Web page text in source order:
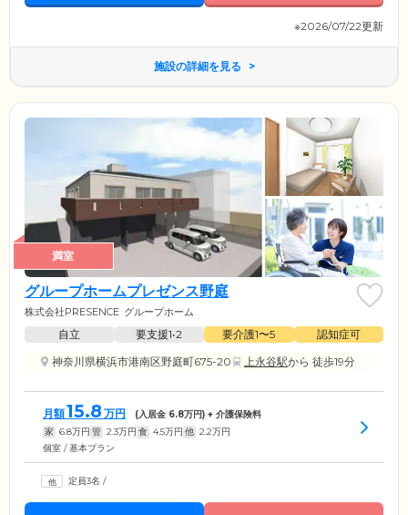
※2026/07/22更新
施設の詳細を見る
満室
グループホームプレゼンス野庭
株式会社PRESENCE グループホーム
自立 要支援1•2 要介護1〜5
認知症可
神奈川県横浜市港南区野庭町675-20
上永谷駅から 徒歩19分
月額15.8 万円 (入居金 6.8万円) + 介護保険料
家 6.8万円 管 2.3万円 食 4.5万円 他 2.2万円
個室 / 基本プラン
定員3名 /